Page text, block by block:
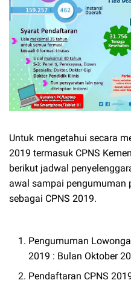
Untuk mengetahui secara
2019 termasuk CPNS
berikut jadwal
awal sampai pengumuman
sebagai CPNS 2019.
Pengumuman
2019 : Bulan Oktober
Pendaftaran CPNS